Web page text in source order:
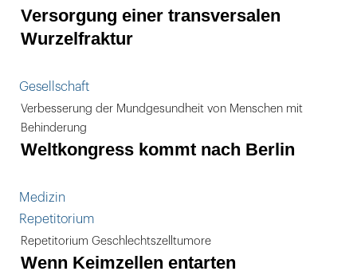
Versorgung einer transversalen
Wurzelfraktur
Gesellschaft
Verbesserung der Mundgesundheit von Menschen mit
Behinderung
Weltkongress kommt nach Berlin
Medizin
Repetitorium
Repetitorium Geschlechtszelltumore
Wenn Keimzellen entarten